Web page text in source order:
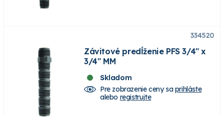
334520
Závitové predĺženie PFS 3/4" x
3/4" MM
Skladom
Pre zobrazenie ceny saprihláste
alebo registrujte